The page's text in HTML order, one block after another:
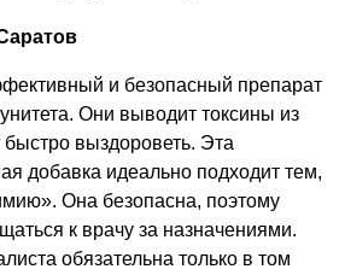
и безопасный препарат
Они выводит токсины из
быстро выздороветь. Эта
добавка идеально подходит тем,
Она безопасна, поэтому
к врачу за назначениями.
обязательна только в том